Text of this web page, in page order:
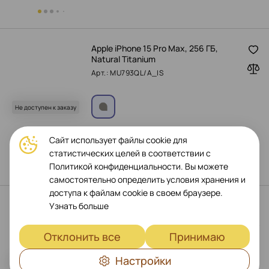
Не доступен к заказу
Apple iPhone 15 Pro Max, 256 ГБ,
Natural Titanium
Арт.: MU793QL/A_IS
Не доступен к заказу
Apple iPhone 15 Pro Max, 256 ГБ, Blue
Арт.: MU7A3QL/A_IS
Сайт использует файлы cookie для
статистических целей в соответствии с
Политикой конфиденциальности. Вы можете
самостоятельно определить условия хранения и
доступа к файлам cookie в своем браузере.
Узнать больше
Отклонить все
Принимаю
Настройки